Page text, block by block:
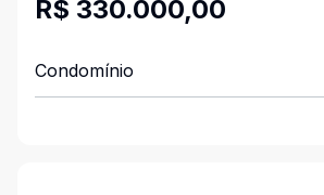
R$ 330.000,00
Condomínio